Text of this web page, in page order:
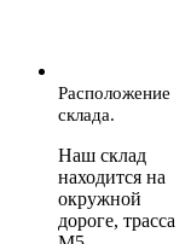
Расположение
склада.
Наш склад
находится на
окружной
дороге, трасса